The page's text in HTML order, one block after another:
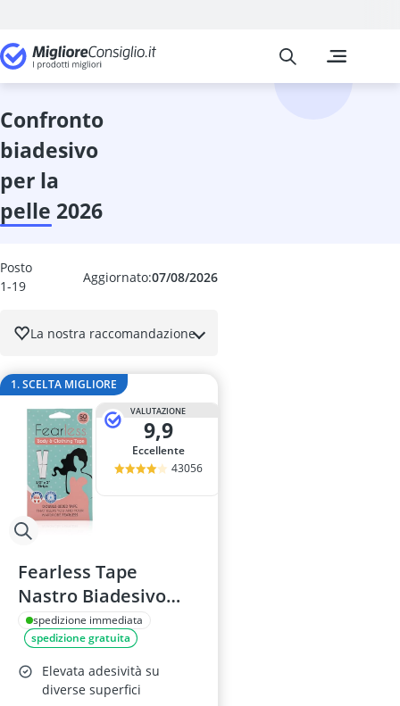
Moda
abito da
Migliore Consiglio
confronto
biadesivo
per la
pelle 2026
Aggiornato:07/08/2026
Posto
1-19
La nostra raccomandazione
1. SCELTA MIGLIORE
VALUTAZIONE
9,9
Eccellente
43056
Fearless Tape
Nastro Biadesivo
Moda (50 strisce)
spedizione immediata
spedizione gratuita
Elevata adesività su
diverse superfici